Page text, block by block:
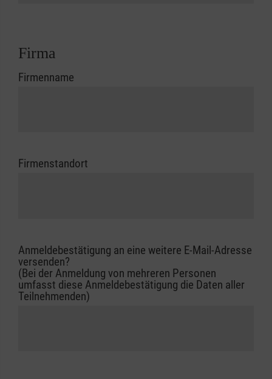
Firma
Firmenname
Firmenstandort
Anmeldebestätigung an eine weitere E-Mail-Adresse
versenden?
(Bei der Anmeldung von mehreren Personen
umfasst diese Anmeldebestätigung die Daten aller
Teilnehmenden)